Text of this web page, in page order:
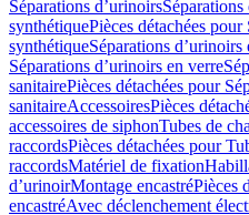
Séparations d’urinoirs
synthétiquePièces détachées
synthétiqueSéparations d’urinoirs
Séparations d’urinoirs en verre
sanitairePièces détachées pour
sanitaireAccessoiresPièces
accessoires de siphonTubes de
raccordsPièces détachées pour
raccordsMatériel de fixation
dʼurinoirMontage encastréPièces
encastréAvec déclenchement